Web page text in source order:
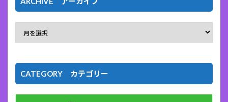
CATEGORY カテゴリー